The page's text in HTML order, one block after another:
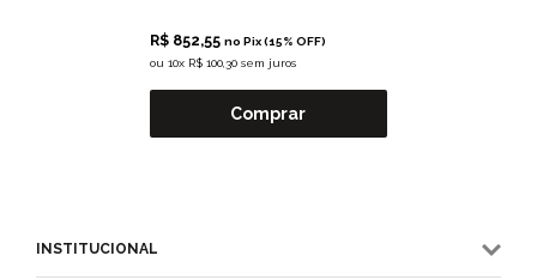
R$ 852,55 no Pix (15% OFF)
ou10x R$ 100,30 sem juros
Comprar
INSTITUCIONAL